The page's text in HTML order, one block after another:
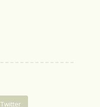
Twitter